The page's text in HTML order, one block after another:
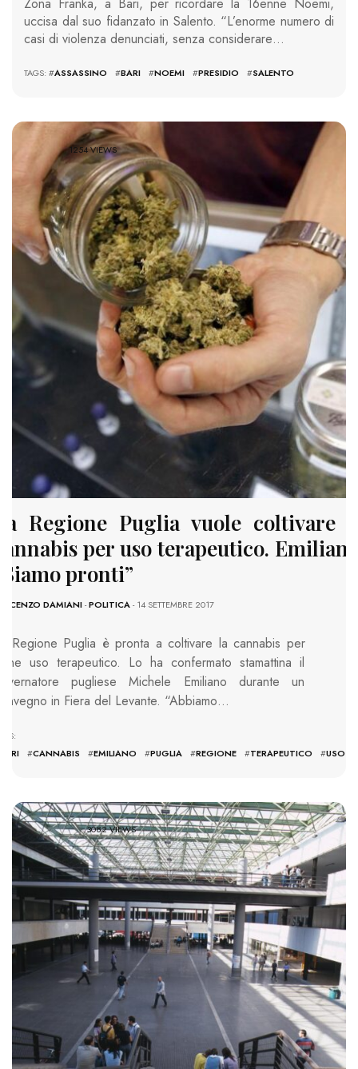
Zona Franka, a Bari, per ricordare la 16enne Noemi,
uccisa dal suo fidanzato in Salento. “L’enorme numero di
casi di violenza denunciati, senza considerare…
TAGS: #ASSASSINO #BARI #NOEMI #PRESIDIO #SALENTO
1254 VIEWS
Regione Puglia vuole coltivare
per uso terapeutico.
pronti”
DAMIANI-POLITICA- 14 SETTEMBRE 2017
Regione Puglia è pronta a coltivare la cannabis per
uso terapeutico. Lo ha confermato stamattina il
pugliese Michele Emiliano durante un
in Fiera del Levante. “Abbiamo…
#CANNABIS #EMILIANO #PUGLIA #REGIONE #TERAPEUTICO #USO
3082 VIEWS